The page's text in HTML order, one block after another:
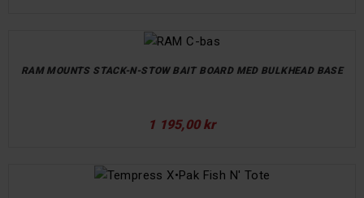
RAM MOUNTS STACK-N-STOW BAIT BOARD MED BULKHEAD BASE
1 195,00 kr